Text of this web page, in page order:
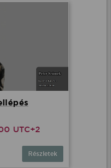
UTC+2
Részletek